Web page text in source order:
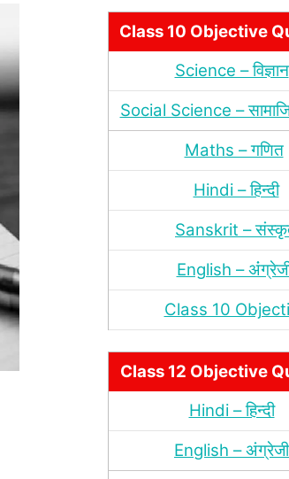
Class 10 Objective
Science – विज्ञान
Social Science –
Maths – गणित
Hindi – हिन्‍दी
Sanskrit –
English –
Class 10
Class 12 Objective
Hindi – हिन्‍दी
English – अंग्रेजी